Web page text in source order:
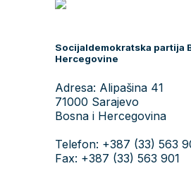
Socijaldemokratska partija
Hercegovine
Adresa: Alipašina 41
71000 Sarajevo
Bosna i Hercegovina
Telefon: +387 (33) 563
Fax: +387 (33) 563 901